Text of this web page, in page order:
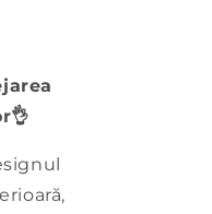
👌